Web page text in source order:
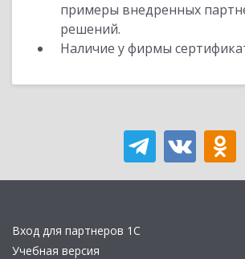
примеры внедренных
решений.
Наличие у фирмы
Вход для партнеров 1С
Учебная версия